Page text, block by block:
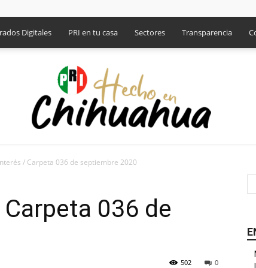
Digitales PRI en tu casa Sectores Transparencia
/ Carpeta 036 de septiembre 2020
036 de
0
502